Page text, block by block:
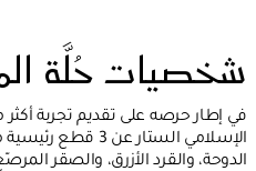
شخصيات حُلَّة
في إطار حرصه على تقديم تجربة
الإسلامي الستار
الدوحة، والقرد الأزرق، والصقر